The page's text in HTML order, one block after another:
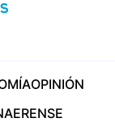
OPINIÓN